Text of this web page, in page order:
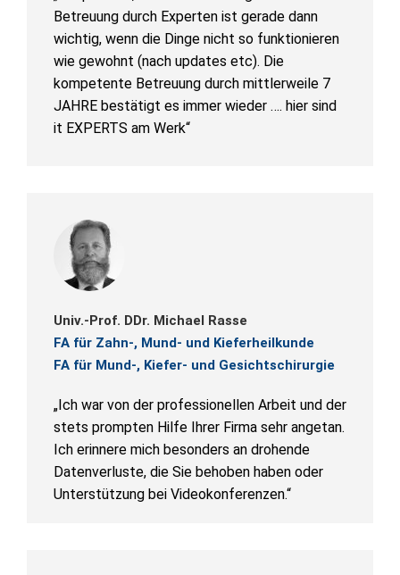
Betreuung durch Experten ist gerade dann
wichtig, wenn die Dinge nicht so funktionieren
wie gewohnt (nach updates etc). Die
kompetente Betreuung durch mittlerweile 7
JAHRE bestätigt es immer wieder …. hier sind
it EXPERTS am Werk“
Univ.-Prof. DDr. Michael Rasse
FA für Zahn-, Mund- und Kieferheilkunde
FA für Mund-, Kiefer- und Gesichtschirurgie
„Ich war von der professionellen Arbeit und der
stets prompten Hilfe Ihrer Firma sehr angetan.
Ich erinnere mich besonders an drohende
Datenverluste, die Sie behoben haben oder
Unterstützung bei Videokonferenzen.“